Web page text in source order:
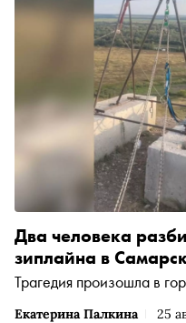
Екатерина Палкина 25
Два человека
зиплайна в
Трагедия произошла в